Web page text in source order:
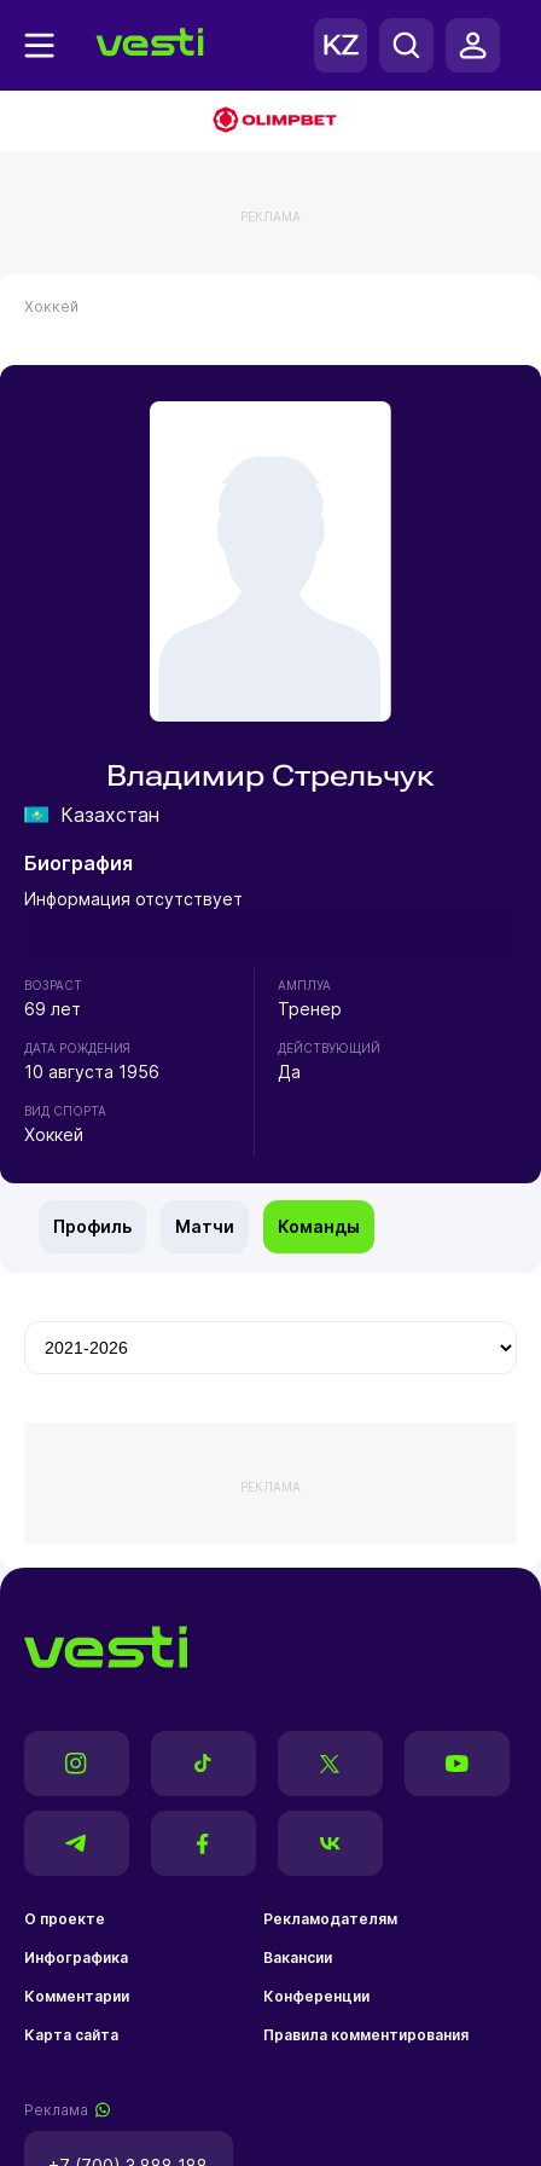
РЕКЛАМА
Хоккей
Владимир Стрельчук
Казахстан
Биография
Информация отсутствует
ВОЗРАСТ
69 лет
ДАТА РОЖДЕНИЯ
10 августа 1956
ВИД СПОРТА
Хоккей
АМПЛУА
Тренер
ДЕЙСТВУЮЩИЙ
Да
Профиль Матчи Команды
РЕКЛАМА
О проекте Рекламодателям
Инфографика Вакансии
Комментарии Конференции
Карта сайта Правила комментирования
Реклама